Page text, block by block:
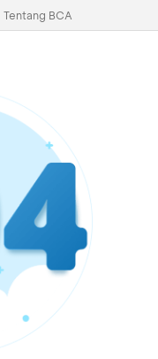
Tentang BCA